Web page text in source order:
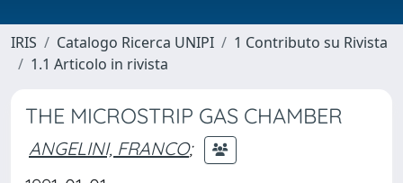
IRIS Catalogo Ricerca UNIPI
1 Contributo su Rivista
1.1 Articolo in rivista
THE MICROSTRIP GAS CHAMBER
ANGELINI, FRANCO;